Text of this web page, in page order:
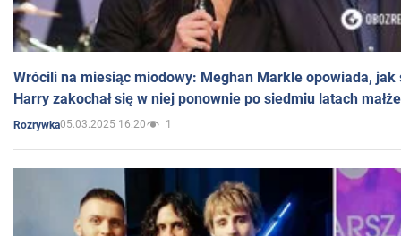
Wrócili na miesiąc miodowy: Meghan Markle opowiada, jak
Harry zakochał się w niej ponownie po siedmiu latach
Rozrywka05.03.2025 16:20 1